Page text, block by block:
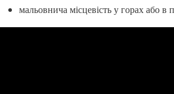
мальовнича місцевість у горах або в